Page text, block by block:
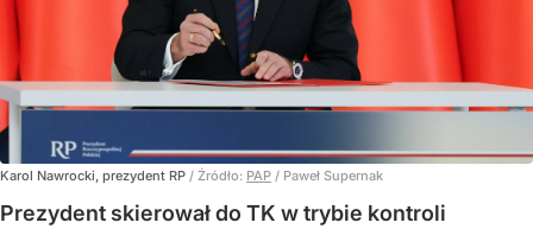
Karol Nawrocki, prezydent RP / Źródło: PAP / Paweł Supernak
Prezydent skierował do TK w trybie kontroli